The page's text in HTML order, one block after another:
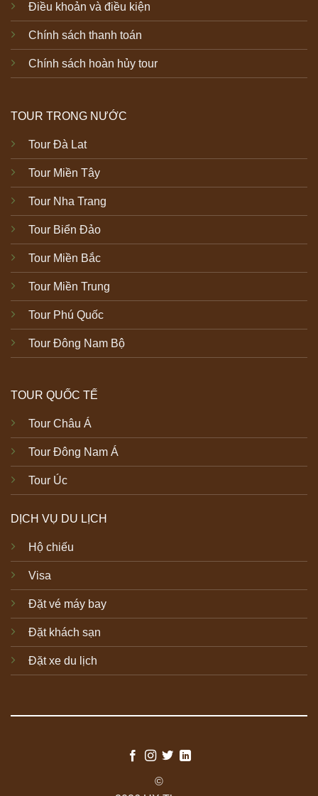
Điều khoản và điều kiện
Chính sách thanh toán
Chính sách hoàn hủy tour
TOUR TRONG NƯỚC
Tour Đà Lat
Tour Miền Tây
Tour Nha Trang
Tour Biển Đảo
Tour Miền Bắc
Tour Miền Trung
Tour Phú Quốc
Tour Đông Nam Bộ
TOUR QUỐC TẾ
Tour Châu Á
Tour Đông Nam Á
Tour Úc
DỊCH VỤ DU LỊCH
Hộ chiếu
Visa
Đặt vé máy bay
Đặt khách sạn
Đặt xe du lịch
©